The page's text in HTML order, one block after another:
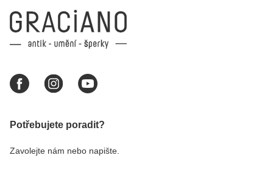
Potřebujete poradit?
Zavolejte nám nebo napište.